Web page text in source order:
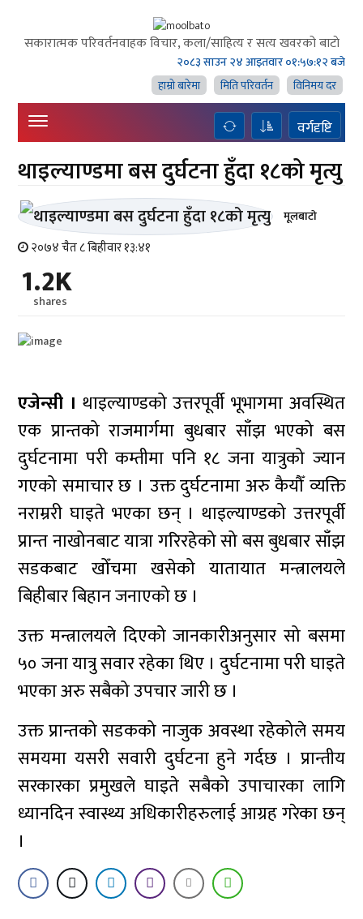
सकारात्मक परिवर्तनवाहक विचार, कला/साहित्य र सत्य खवरको बाटाे
२०८३ साउन २४ आइतवार०१:५७:१२ बजे
हाम्राे बारेमा
मिति परिवर्तन विनिमय दर
वर्गदृष्टि
थाइल्याण्डमा बस दुर्घटना हुँदा १८को मृत्यु
मूलबाटाे
२०७४ चैत ८ बिहीवार १३:४१
1.2K
shares
एजेन्सी । थाइल्याण्डको उत्तरपूर्वी भूभागमा अवस्थित
एक प्रान्तको राजमार्गमा बुधबार साँझ भएको बस
दुर्घटनामा परी कम्तीमा पनि १८ जना यात्रुको ज्यान
गएको समाचार छ । उक्त दुर्घटनामा अरु कैयौँ व्यक्ति
नराम्ररी घाइते भएका छन् । थाइल्याण्डको उत्तरपूर्वी
प्रान्त नाखोनबाट यात्रा गरिरहेको सो बस बुधबार साँझ
सडकबाट खोँचमा खसेको यातायात मन्त्रालयले
बिहीबार बिहान जनाएको छ ।
उक्त मन्त्रालयले दिएको जानकारीअनुसार सो बसमा
५० जना यात्रु सवार रहेका थिए । दुर्घटनामा परी घाइते
भएका अरु सबैको उपचार जारी छ ।
उक्त प्रान्तको सडकको नाजुक अवस्था रहेकोले समय
समयमा यसरी सवारी दुर्घटना हुने गर्दछ । प्रान्तीय
सरकारका प्रमुखले घाइते सबैको उपाचारका लागि
ध्यानदिन स्वास्थ्य अधिकारीहरुलाई आग्रह गरेका छन्
।